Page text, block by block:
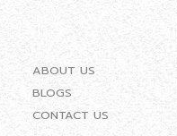
ABOUT US
BLOGS
CONTACT US